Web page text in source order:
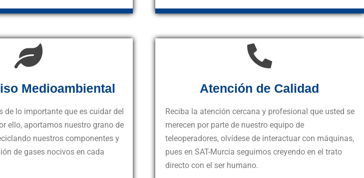
Medioambiental
de lo importante que es cuidar del
ello, aportamos nuestro grano de
nuestros componentes y
de gases nocivos en cada
Atención de Calidad
Reciba la atención cercana y profesional que usted se
merecen por parte de nuestro equipo de
teleoperadores, olvídese de interactuar con máquinas,
pues en SAT-Murcia seguimos creyendo en el trato
directo con el ser humano.